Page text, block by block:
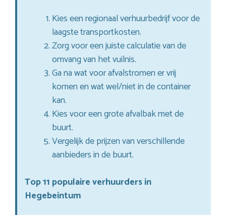
Kies een regionaal verhuurbedrijf voor de
laagste transportkosten.
Zorg voor een juiste calculatie van de
omvang van het vuilnis.
Ga na wat voor afvalstromen er vrij
komen en wat wel/niet in de container
kan.
Kies voor een grote afvalbak met de
buurt.
Vergelijk de prijzen van verschillende
aanbieders in de buurt.
Top 11 populaire verhuurders in
Hegebeintum